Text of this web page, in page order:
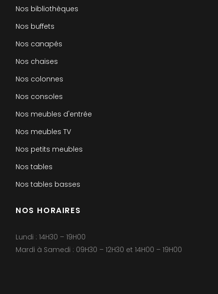
Nos bibliothèques
Nos buffets
Nos canapés
Nos chaises
Nos colonnes
Nos consoles
Nos meubles d'entrée
Nos meubles TV
Nos petits meubles
Nos tables
Nos tables basses
NOS HORAIRES
Lundi : 14H30 – 19H00
Mardi à Samedi : 09H30 – 12H30 et 14H00 – 19H00